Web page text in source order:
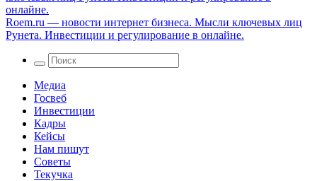
Roem.ru — новости интернет бизнеса. Мысли ключевых лиц
Рунета. Инвестиции и регулирование в онлайне.
Медиа
Госвеб
Инвестиции
Кадры
Кейсы
Нам пишут
Советы
Текучка